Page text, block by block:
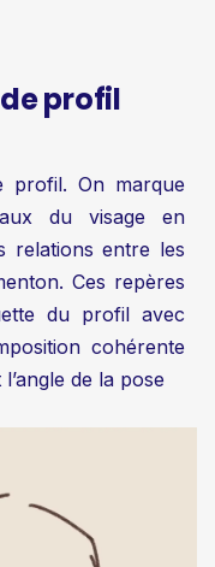
profil
profil. On marque
du visage en
relations entre les
Ces repères
du profil avec
cohérente
de la pose